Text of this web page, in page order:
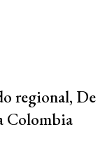
regional, De
Colombia